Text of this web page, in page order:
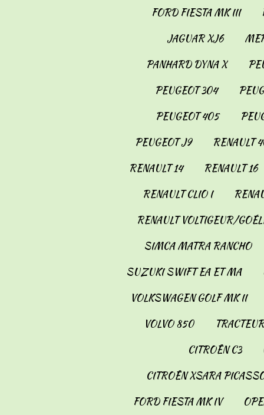
FORD FIESTA MK III
JAGUAR XJ6
PANHARD DYNA X
PEUGEOT 304
PEUGEOT 405
PEUGEOT J9
RENAULT
RENAULT 14
RENAULT 16
RENAULT CLIO I
RENAULT VOLTIGEUR/
SIMCA MATRA RANCHO
SUZUKI SWIFT EA ET MA
VOLKSWAGEN GOLF MK II
VOLVO 850
CITROËN C3
CITROËN XSARA
FORD FIESTA MK IV